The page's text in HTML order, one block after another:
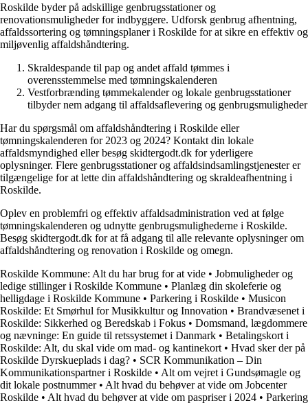
Roskilde byder på adskillige genbrugsstationer og
renovationsmuligheder for indbyggere. Udforsk genbrug afhentning,
affaldssortering og tømningsplaner i Roskilde for at sikre en effektiv og
miljøvenlig affaldshåndtering.
Skraldespande til pap og andet affald tømmes i
overensstemmelse med tømningskalenderen
Vestforbrænding tømmekalender og lokale genbrugsstationer
tilbyder nem adgang til affaldsaflevering og genbrugsmuligheder
Har du spørgsmål om affaldshåndtering i Roskilde eller
tømningskalenderen for 2023 og 2024? Kontakt din lokale
affaldsmyndighed eller besøg skidtergodt.dk for yderligere
oplysninger. Flere genbrugsstationer og affaldsindsamlingstjenester er
tilgængelige for at lette din affaldshåndtering og skraldeafhentning i
Roskilde.
Oplev en problemfri og effektiv affaldsadministration ved at følge
tømningskalenderen og udnytte genbrugsmulighederne i Roskilde.
Besøg skidtergodt.dk for at få adgang til alle relevante oplysninger om
affaldshåndtering og renovation i Roskilde og omegn.
Roskilde Kommune: Alt du har brug for at vide • Jobmuligheder og
ledige stillinger i Roskilde Kommune • Planlæg din skoleferie og
helligdage i Roskilde Kommune • Parkering i Roskilde • Musicon
Roskilde: Et Smørhul for Musikkultur og Innovation • Brandvæsenet i
Roskilde: Sikkerhed og Beredskab i Fokus • Domsmand, lægdommere
og nævninge: En guide til retssystemet i Danmark • Betalingskort i
Roskilde: Alt, du skal vide om mad- og kantinekort • Hvad sker der på
Roskilde Dyrskueplads i dag? • SCR Kommunikation – Din
Kommunikationspartner i Roskilde • Alt om vejret i Gundsømagle og
dit lokale postnummer• Alt hvad du behøver at vide om Jobcenter
Roskilde • Alt hvad du behøver at vide om paspriser i 2024 • Parkering